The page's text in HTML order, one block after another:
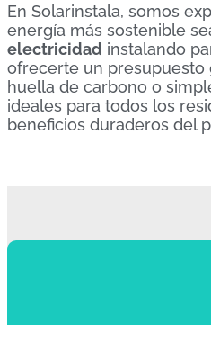
En Solarinstala, somos
energía más sostenible
electricidad instalando
ofrecerte un presupuesto
huella de carbono o
ideales para todos los
beneficios duraderos del